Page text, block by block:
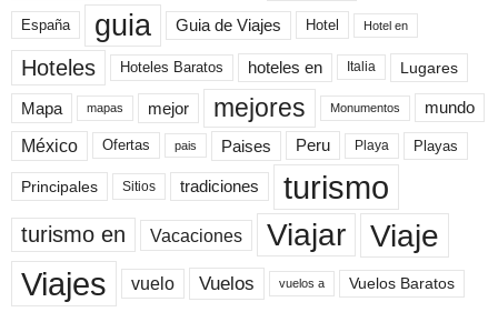
España guia Guia de Viajes Hotel Hotel en
Hoteles Hoteles Baratos hoteles en Italia Lugares
Mapa mapas mejor mejores Monumentos mundo
México Ofertas pais Paises Peru Playa Playas
Principales Sitios tradiciones turismo
turismo en Vacaciones Viajar Viaje
Viajes vuelo Vuelos vuelos a Vuelos Baratos